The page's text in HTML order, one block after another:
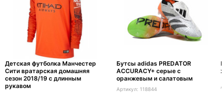
Детская футболка Манчестер
Сити вратарская домашняя
сезон 2018/19 с длинным
рукавом
Бутсы adidas PREDATOR
ACCURACY+ серые с
оранжевым и салатовым
118844